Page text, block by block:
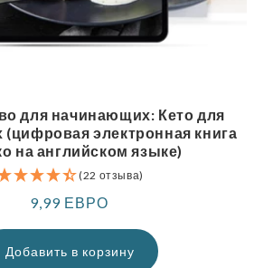
для начинающих: Кето для
электронная книга
на английском языке)
(22 отзыва)
Обычная
9,99 ЕВРО
Добавить в корзину